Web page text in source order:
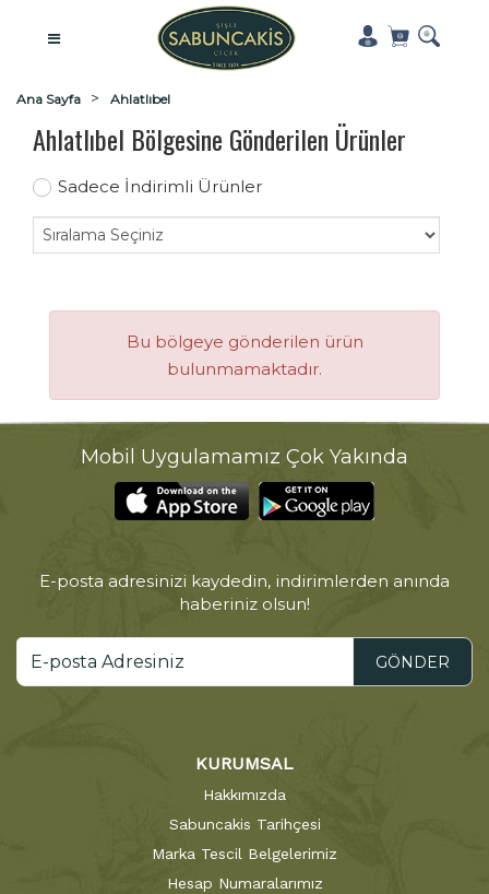
Ana Sayfa Ahlatlıbel
Ahlatlıbel Bölgesine Gönderilen Ürünler
Sadece İndirimli Ürünler
Bu bölgeye gönderilen ürün
bulunmamaktadır.
Mobil Uygulamamız Çok Yakında
E-posta adresinizi kaydedin, indirimlerden anında
haberiniz olsun!
GÖNDER
KURUMSAL
Hakkımızda
Sabuncakis Tarihçesi
Marka Tescil Belgelerimiz
Hesap Numaralarımız